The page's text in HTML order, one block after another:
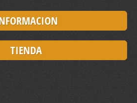
TIENDA